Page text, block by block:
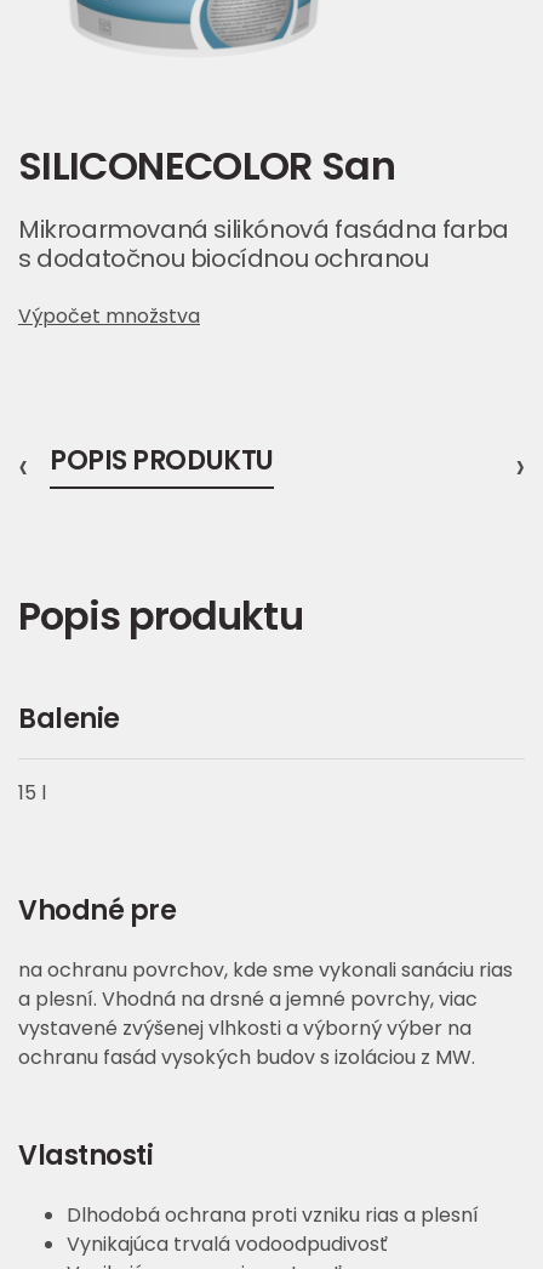
SILICONECOLOR San
Mikroarmovaná silikónová fasádna farba
s dodatočnou biocídnou ochranou
Výpočet množstva
POPIS PRODUKTU
‹ ›
Popis produktu
Balenie
15 l
Vhodné pre
na ochranu povrchov, kde sme vykonali sanáciu rias
a plesní. Vhodná na drsné a jemné povrchy, viac
vystavené zvýšenej vlhkosti a výborný výber na
ochranu fasád vysokých budov s izoláciou z MW.
Vlastnosti
Dlhodobá ochrana proti vzniku rias a plesní
Vynikajúca trvalá vodoodpudivosť